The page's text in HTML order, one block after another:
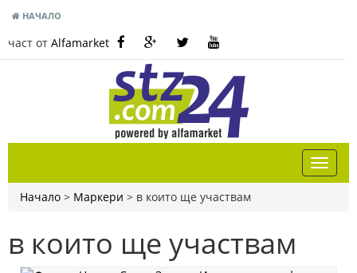
НАЧАЛО
част от Alfamarket
Начало > Маркери > в които ще участвам
в които ще участвам